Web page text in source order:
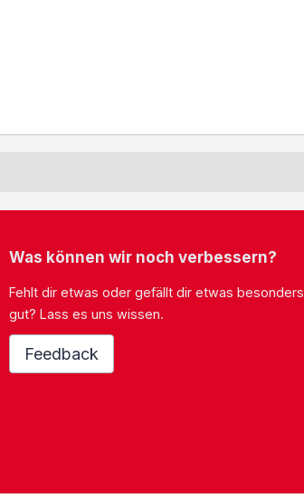
Was können wir noch verbessern?
Fehlt dir etwas oder gefällt dir etwas besonders
gut? Lass es uns wissen.
Feedback